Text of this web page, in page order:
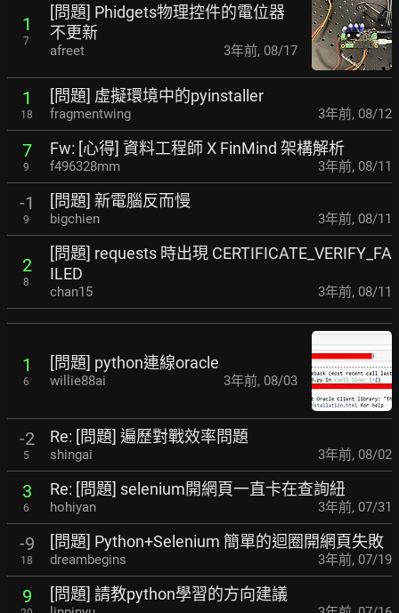
1
7
[問題] Phidgets物理控件的電位器
不更新
afreet 3年前, 08/17
1
18
[問題] 虛擬環境中的pyinstaller
fragmentwing 3年前, 08/12
7
9
Fw: [心得] 資料工程師 X FinMind 架構解析
f496328mm 3年前, 08/11
-1
9
[問題] 新電腦反而慢
bigchien 3年前, 08/11
2
8
[問題] requests 時出現 CERTIFICATE_VERIFY_FA
ILED
chan15 3年前, 08/11
1
6
[問題] python連線oracle
willie88ai 3年前, 08/03
-2
5
Re: [問題] 遍歷對戰效率問題
shingai 3年前, 08/02
3
6
Re: [問題] selenium開網頁一直卡在查詢紐
hohiyan 3年前, 07/31
-9
18
[問題] Python+Selenium 簡單的迴圈開網頁失敗
dreambegins 3年前, 07/19
9 [問題] 請教python學習的方向建議